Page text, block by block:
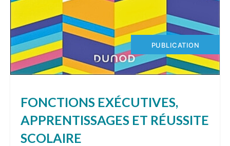
PUBLICATION
FONCTIONS EXÉCUTIVES,
APPRENTISSAGES ET RÉUSSITE
SCOLAIRE